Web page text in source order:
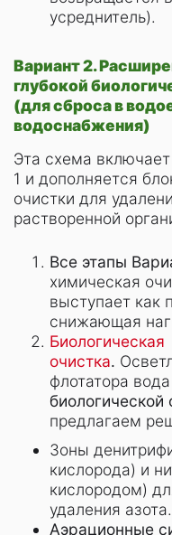
усреднитель).
Вариант 2.
глубокой
(для сброса в
водоснабжения)
Эта схема
1 и дополняется
очистки для
растворенной
Все этапы
химическая
выступает как
снижающая
Биологическая
очистка.
флотатора
биологической
предлагаем
Зоны
кислорода) и
кислородом)
удаления азота.
Аэрационные